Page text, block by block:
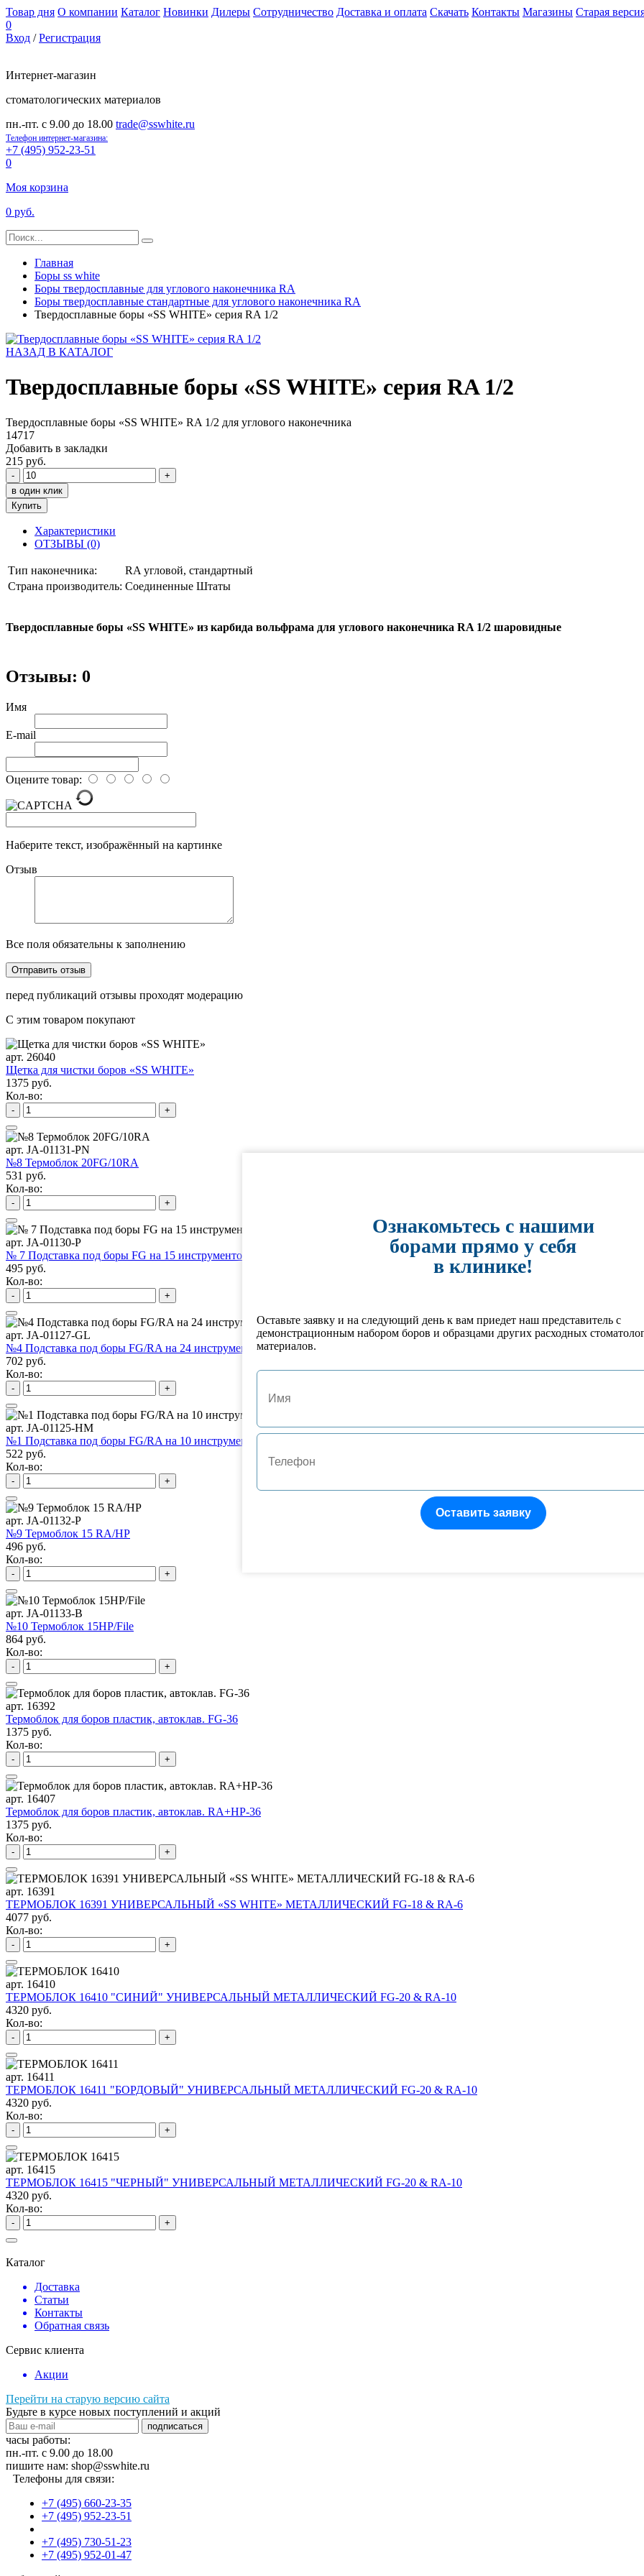
Товар дня О компании Каталог Новинки Дилеры Сотрудничество Доставка и оплата Скачать Контакты Магазины Старая
0
Вход /Регистрация
Интернет-магазин
стоматологических материалов
пн.-пт. с 9.00 до 18.00 trade@sswhite.ru
Телефон интернет-магазина:
+7 (495) 952-23-51
0
Моя корзина
0 руб.
Главная
Боры ss white
Боры твердосплавные для углового наконечника RA
Боры твердосплавные стандартные для углового наконечника RA
Твердосплавные боры «SS WHITE» серия RA 1/2
НАЗАД В КАТАЛОГ
Твердосплавные боры «SS WHITE» серия RA 1/2
Твердосплавные боры «SS WHITE» RA 1/2 для углового наконечника
14717
Добавить в закладки
215 руб.
-
+
в один клик
Купить
Характеристики
ОТЗЫВЫ (0)
Тип наконечника:
RA угловой, стандартный
Страна производитель: Соединенные Штаты
Твердосплавные боры «SS WHITE» из карбида вольфрама для углового наконечника RA 1/2 шаровидные
Отзывы: 0
Имя
E-mail
Оцените товар:
Наберите текст, изображённый на картинке
Отзыв
Все поля обязательны к заполнению
перед публикаций отзывы проходят модерацию
С этим товаром покупают
арт. 26040
Щетка для чистки боров «SS WHITE»
1375 руб.
Кол-во:
- +
арт. JA-01131-PN
№8 Термоблок 20FG/10RA
531 руб.
Кол-во:
- +
арт. JA-01130-P
№ 7 Подставка под боры FG на 15 инструментов
495 руб.
Кол-во:
- +
арт. JA-01127-GL
№4 Подставка под боры FG/RA на 24 инструмента
702 руб.
Кол-во:
- +
арт. JA-01125-HM
№1 Подставка под боры FG/RA на 10 инструментов
522 руб.
Кол-во:
- +
арт. JA-01132-P
№9 Термоблок 15 RA/HP
496 руб.
Кол-во:
- +
арт. JA-01133-B
№10 Термоблок 15HP/File
864 руб.
Кол-во:
- +
арт. 16392
Термоблок для боров пластик, автоклав. FG-36
1375 руб.
Кол-во:
- +
арт. 16407
Термоблок для боров пластик, автоклав. RA+HP-36
1375 руб.
Кол-во:
- +
арт. 16391
ТЕРМОБЛОК 16391 УНИВЕРСАЛЬНЫЙ «SS WHITE» МЕТАЛЛИЧЕСКИЙ FG-18 & RA-6
4077 руб.
Кол-во:
- +
арт. 16410
ТЕРМОБЛОК 16410 "СИНИЙ" УНИВЕРСАЛЬНЫЙ МЕТАЛЛИЧЕСКИЙ FG-20 & RA-10
4320 руб.
Кол-во:
- +
арт. 16411
ТЕРМОБЛОК 16411 "БОРДОВЫЙ" УНИВЕРСАЛЬНЫЙ МЕТАЛЛИЧЕСКИЙ FG-20 & RA-10
4320 руб.
Кол-во:
- +
арт. 16415
ТЕРМОБЛОК 16415 "ЧЕРНЫЙ" УНИВЕРСАЛЬНЫЙ МЕТАЛЛИЧЕСКИЙ FG-20 & RA-10
4320 руб.
Кол-во:
- +
Каталог
Доставка
Статьи
Контакты
Обратная связь
Сервис клиента
Акции
Перейти на старую версию сайта
Будьте в курсе новых поступлений и акций
подписаться
часы работы:
пн.-пт. с 9.00 до 18.00
пишите нам: shop@sswhite.ru
Телефоны для связи:
+7 (495) 660-23-35
+7 (495) 952-23-51
+7 (495) 730-51-23
+7 (495) 952-01-47
Ознакомьтесь с нашими
борами прямо у себя
в клинике!
Оставьте заявку и на следующий день к вам приедет наш представитель с
демонстрационным набором боров и образцами других расходных
материалов.
Оставить заявку